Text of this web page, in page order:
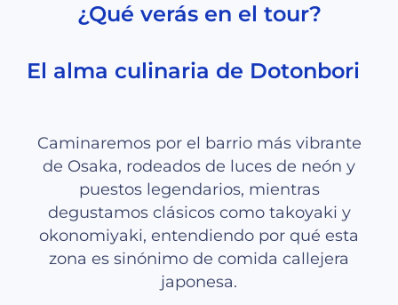
¿Qué verás en el tour?
El alma culinaria de Dotonbori
Caminaremos por el barrio más vibrante
de Osaka, rodeados de luces de neón y
puestos legendarios, mientras
degustamos clásicos como takoyaki y
okonomiyaki, entendiendo por qué esta
zona es sinónimo de comida callejera
japonesa.